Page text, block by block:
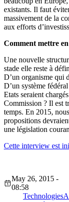
existants. Il faut
massivement de la
aux efforts
Comment mettre
Une nouvelle
stade elle reste à
D’un organisme qui
D’un système
Etats seraient
Commission ? Il est
temps. En 2015,
propositions
une législation
Cette interview est
May 26, 2015 -
08:58
Technologies